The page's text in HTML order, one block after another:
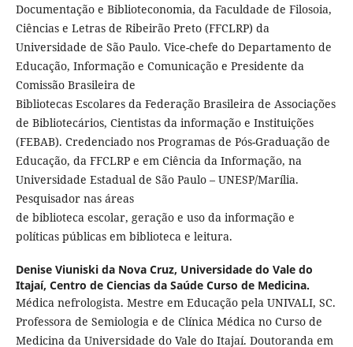
Documentação e Biblioteconomia, da Faculdade de Filosoia,
Ciências e Letras de Ribeirão Preto (FFCLRP) da
Universidade de São Paulo. Vice-chefe do Departamento de
Educação, Informação e Comunicação e Presidente da
Comissão Brasileira de
Bibliotecas Escolares da Federação Brasileira de Associações
de Bibliotecários, Cientistas da informação e Instituições
(FEBAB). Credenciado nos Programas de Pós-Graduação de
Educação, da FFCLRP e em Ciência da Informação, na
Universidade Estadual de São Paulo – UNESP/Marília.
Pesquisador nas áreas
de biblioteca escolar, geração e uso da informação e
políticas públicas em biblioteca e leitura.
Denise Viuniski da Nova Cruz, Universidade do Vale do
Itajaí, Centro de Ciencias da Saúde Curso de Medicina.
Médica nefrologista. Mestre em Educação pela UNIVALI, SC.
Professora de Semiologia e de Clínica Médica no Curso de
Medicina da Universidade do Vale do Itajaí. Doutoranda em